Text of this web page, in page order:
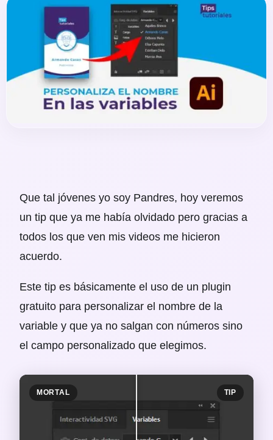
Que tal jóvenes yo soy Pandres, hoy veremos
un tip que ya me había olvidado pero gracias a
todos los que ven mis videos me hicieron
acuerdo.
Este tip es básicamente el uso de un plugin
gratuito para personalizar el nombre de la
variable y que ya no salgan con números sino
el campo personalizado que elegimos.
MORTAL TIP